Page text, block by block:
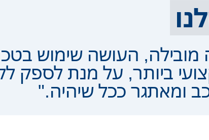
העושה שימוש
ביותר, על מנת לספק
ומאתגר ככל שיהיה."